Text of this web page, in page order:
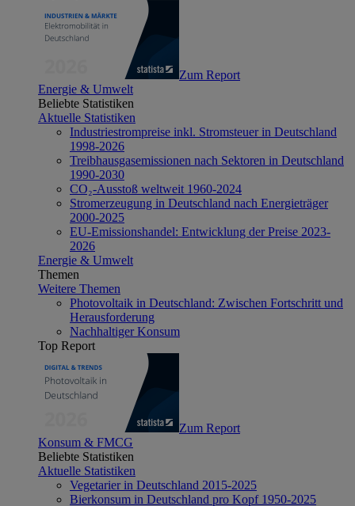
Zum Report
Energie & Umwelt
Beliebte Statistiken
Aktuelle Statistiken
Industriestrompreise inkl. Stromsteuer in Deutschland
1998-2026
Treibhausgasemissionen nach Sektoren in Deutschland
1990-2030
CO₂-Ausstoß weltweit 1960-2024
Stromerzeugung in Deutschland nach Energieträger
2000-2025
EU-Emissionshandel: Entwicklung der Preise 2023-
2026
Energie & Umwelt
Themen
Weitere Themen
Photovoltaik in Deutschland: Zwischen Fortschritt und
Herausforderung
Nachhaltiger Konsum
Top Report
Zum Report
Konsum & FMCG
Beliebte Statistiken
Aktuelle Statistiken
Vegetarier in Deutschland 2015-2025
Bierkonsum in Deutschland pro Kopf 1950-2025